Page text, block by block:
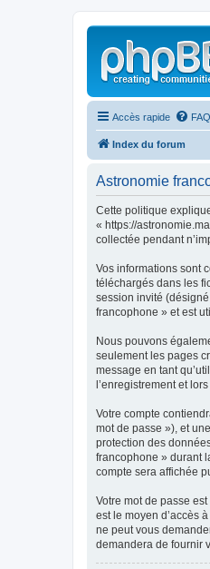
Accès rapide FAQ
Index du forum
Astronomie
Cette politique
« https://
collectée pendant
Vos informations sont
téléchargés dans les
session invité
francophone » et est
Nous pouvons
seulement les pages
message en tant
l’enregistrement et
Votre compte
mot de passe »), et
protection des
francophone » durant
compte sera affichée
Votre mot de passe
est le moyen d’accès
ne peut vous
demandera de fournir